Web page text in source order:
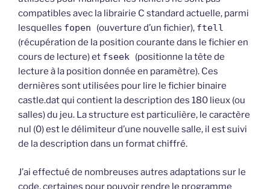
compatibles avec la librairie C standard actuelle, parmi
lesquelles fopen (ouverture d’un fichier), ftell
(récupération de la position courante dans le fichier en
cours de lecture) et fseek (positionne la tête de
lecture à la position donnée en paramètre). Ces
dernières sont utilisées pour lire le fichier binaire
castle.dat qui contient la description des 180 lieux (ou
salles) du jeu. La structure est particulière, le caractère
nul (0) est le délimiteur d’une nouvelle salle, il est suivi
de la description dans un format chiffré.
J’ai effectué de nombreuses autres adaptations sur le
code, certaines pour pouvoir rendre le programme